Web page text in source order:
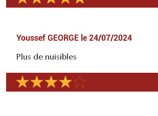
Youssef GEORGE le 24/07/2024
Plus de nuisibles